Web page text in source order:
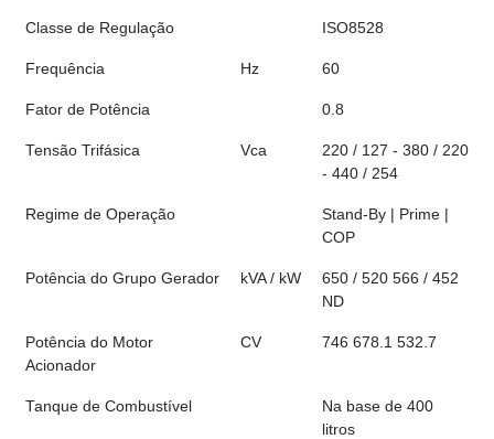
Classe de Regulação ISO8528
Frequência Hz 60
Fator de Potência 0.8
Tensão Trifásica Vca
220 / 127 - 380 / 220
- 440 / 254
Regime de Operação
Stand-By | Prime |
COP
Potência do Grupo Gerador kVA / kW
650 / 520 566 / 452
ND
Potência do Motor
Acionador
CV 746 678.1 532.7
Tanque de Combustível
Na base de 400
litros